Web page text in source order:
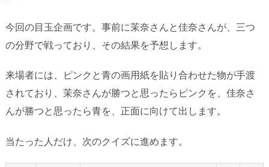
今回の目玉企画です。事前に茉奈さんと佳奈さんが、三つ
の分野で戦っており、その結果を予想します。
来場者には、ピンクと青の画用紙を貼り合わせた物が手渡
されており、茉奈さんが勝つと思ったらピンクを、佳奈さ
んが勝つと思ったら青を、正面に向けて出します。
当たった人だけ、次のクイズに進めます。